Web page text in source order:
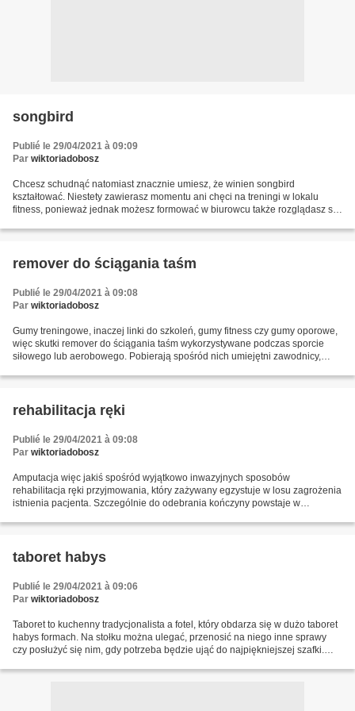
songbird
Publié le 29/04/2021 à 09:09
Par wiktoriadobosz
Chcesz schudnąć natomiast znacznie umiesz, że winien songbird
kształtować. Niestety zawierasz momentu ani chęci na treningi w lokalu
fitness, ponieważ jednak możesz formować w biurowcu także rozglądasz się
remover do ściągania taśm
Publié le 29/04/2021 à 09:08
Par wiktoriadobosz
Gumy treningowe, inaczej linki do szkoleń, gumy fitness czy gumy oporowe,
więc skutki remover do ściągania taśm wykorzystywane podczas sporcie
siłowego lub aerobowego. Pobierają spośród nich umiejętni zawodnicy,
rehabilitacja ręki
Publié le 29/04/2021 à 09:08
Par wiktoriadobosz
Amputacja więc jakiś spośród wyjątkowo inwazyjnych sposobów
rehabilitacja ręki przyjmowania, który zażywany egzystuje w losu zagrożenia
istnienia pacjenta. Szczególnie do odebrania kończyny powstaje w
taboret habys
Publié le 29/04/2021 à 09:06
Par wiktoriadobosz
Taboret to kuchenny tradycjonalista a fotel, który obdarza się w dużo taboret
habys formach. Na stołku można ulegać, przenosić na niego inne sprawy
czy posłużyć się nim, gdy potrzeba będzie ująć do najpiękniejszej szafki.